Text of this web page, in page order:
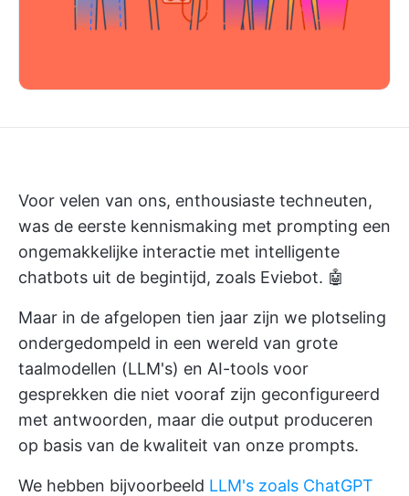
Voor velen van ons, enthousiaste techneuten,
was de eerste kennismaking met prompting een
ongemakkelijke interactie met intelligente
chatbots uit de begintijd, zoals Eviebot. 🤖
Maar in de afgelopen tien jaar zijn we plotseling
ondergedompeld in een wereld van grote
taalmodellen (LLM's) en AI-tools voor
gesprekken die niet vooraf zijn geconfigureerd
met antwoorden, maar die output produceren
op basis van de kwaliteit van onze prompts.
We hebben bijvoorbeeld LLM's zoals ChatGPT